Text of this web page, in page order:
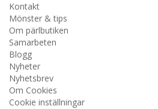
Kontakt
Mönster & tips
Om pärlbutiken
Samarbeten
Blogg
Nyheter
Nyhetsbrev
Om Cookies
Cookie inställningar